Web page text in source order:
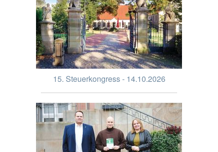
15. Steuerkongress - 14.10.2026